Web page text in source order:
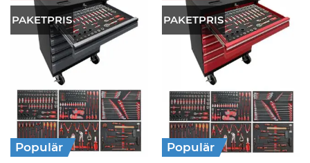
PAKETPRIS
Populär
PAKETPRIS
Populär